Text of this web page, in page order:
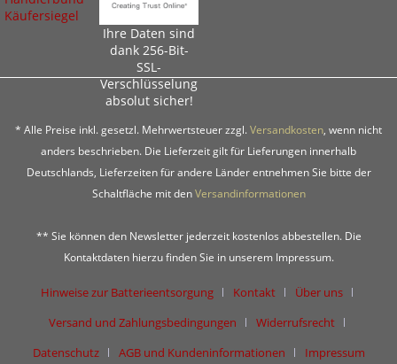
Ihre Daten sind
dank 256-Bit-
SSL-
Verschlüsselung
absolut sicher!
* Alle Preise inkl. gesetzl. Mehrwertsteuer zzgl.Versandkosten, wenn nicht
anders beschrieben. Die Lieferzeit gilt für Lieferungen innerhalb
Deutschlands, Lieferzeiten für andere Länder entnehmen Sie bitte der
Schaltfläche mit denVersandinformationen
** Sie können den Newsletter jederzeit kostenlos abbestellen. Die
Kontaktdaten hierzu finden Sie in unserem Impressum.
Hinweise zur Batterieentsorgung Kontakt
Über uns
Versand und Zahlungsbedingungen
Widerrufsrecht
Datenschutz
AGB und Kundeninformationen Impressum